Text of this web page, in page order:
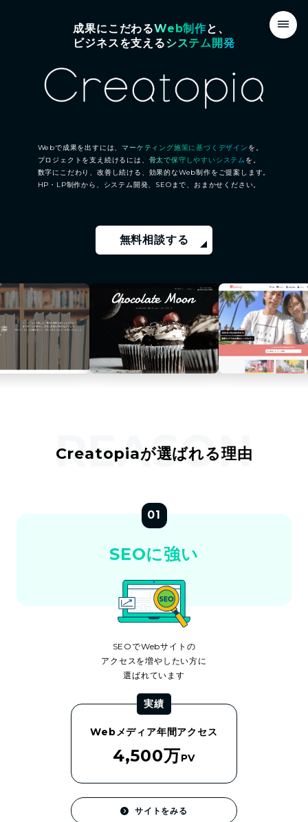
成果にこだわるWeb制作と、
ビジネスを支えるシステム開発
イ
ト
ピ
ア）
Webで成果を出すには、マーケティング施策に基づくデザイン を。
プロジェクトを支え続けるには、 骨太で保守しやすいシステム を。
数字にこだわり、改善し続ける、効果的なWeb制作をご提案します。
HP・LP制作から、システム開発、SEOまで、おまかせください。
無料相談する
Creatopiaが選ばれる理由
REASON
01
SEOに強い
SEOでWebサイトの
アクセスを増やしたい方に
選ばれています
実績
Webメディア年間アクセス
4,500万PV
サイトをみる